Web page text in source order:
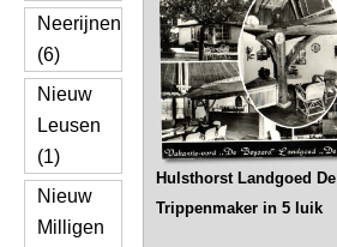
Neerijnen
(6)
Nieuw
Leusen
(1)
Nieuw
Milligen
Hulsthorst Landgoed De
Trippenmaker in 5 luik